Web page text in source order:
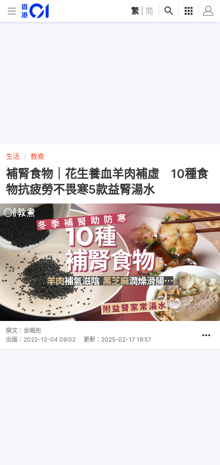
繁 简
生活 教煮
補腎食物｜花生養血羊肉補虛 10種食
物抗疲勞不畏寒5款益腎湯水
撰文： 余曉彤
出版： 2022-12-04 09:02 更新： 2025-02-17 18:57